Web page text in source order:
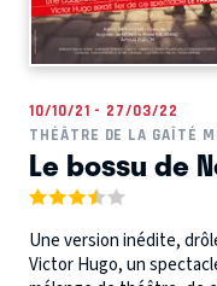
10/10/21 - 27/03/22
THÉÂTRE DE LA GAÎTÉ
Le bossu de
Une version inédite,
Victor Hugo, un